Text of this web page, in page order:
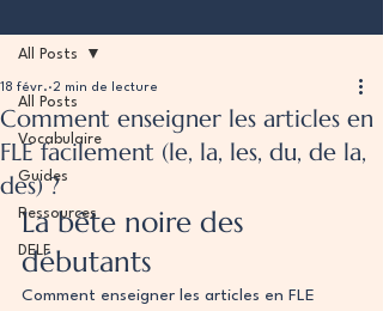
All Posts
Vocabulaire
Guides
Ressources
DELF
All Posts
Comment enseigner les articles en
FLE facilement (le, la, les, du, de la,
des) ?
18 févr. 2 min de lecture
La bête noire des
débutants
Comment enseigner les articles en FLE